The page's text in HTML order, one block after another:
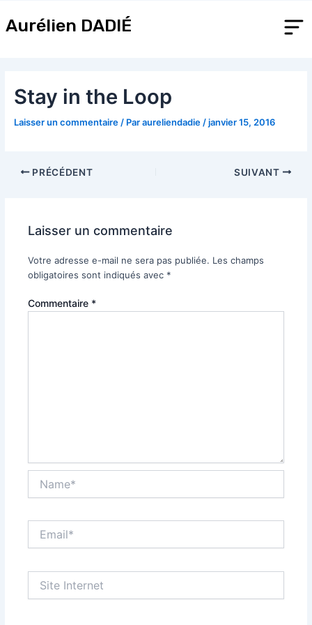
auAurélien DADIÉ
Stay in the Loop
Laisser un commentaire / Paraureliendadie /janvier 15, 2016
des
PRÉCÉDENT SUIVANT
Laisser un commentaire
Votre adresse e-mail ne sera pas publiée. Les champs
obligatoires sont indiqués avec *
Commentaire *
Internet